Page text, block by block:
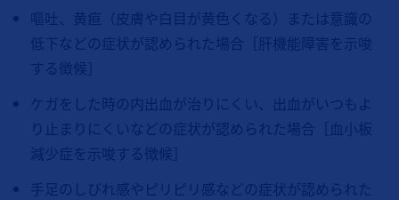
嘔吐、黄疸（皮膚や白目が黄色くなる）または意識の
低下などの症状が認められた場合［肝機能障害を示唆
する徴候］
ケガをした時の内出血が治りにくい、出血がいつもよ
り止まりにくいなどの症状が認められた場合［血小板
減少症を示唆する徴候］
手足のしびれ感やピリピリ感などの症状が認められた